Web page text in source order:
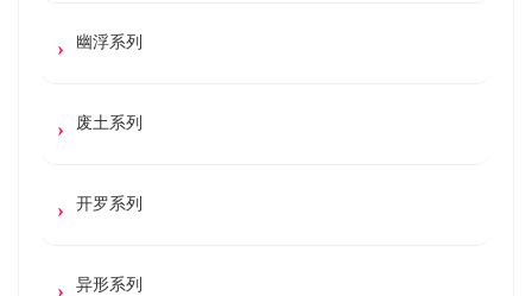
幽浮系列
废土系列
开罗系列
异形系列